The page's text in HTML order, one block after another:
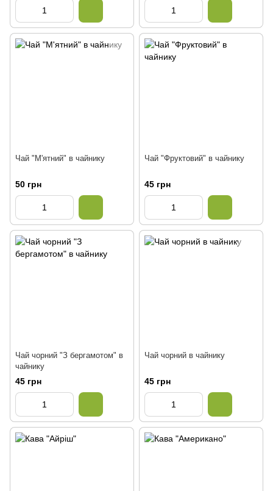
Чай "М'ятний" в чайнику
50 грн
Чай "Фруктовий" в чайнику
45 грн
Чай чорний "З бергамотом" в
чайнику
45 грн
Чай чорний в чайнику
45 грн